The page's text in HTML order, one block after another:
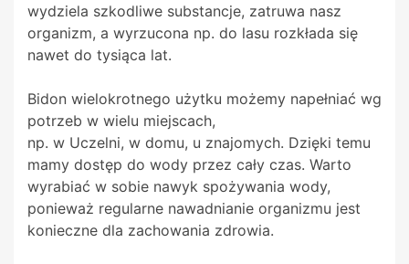
wydziela szkodliwe substancje, zatruwa nasz
organizm, a wyrzucona np. do lasu rozkłada się
nawet do tysiąca lat.
Bidon wielokrotnego użytku możemy napełniać wg
potrzeb w wielu miejscach,
np. w Uczelni, w domu, u znajomych. Dzięki temu
mamy dostęp do wody przez cały czas. Warto
wyrabiać w sobie nawyk spożywania wody,
ponieważ regularne nawadnianie organizmu jest
konieczne dla zachowania zdrowia.